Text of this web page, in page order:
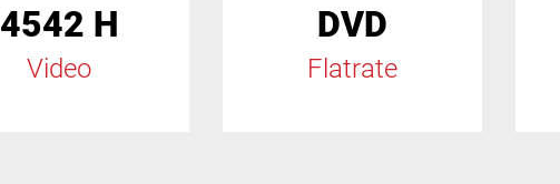
4542 H
Video
DVD
Flatrate